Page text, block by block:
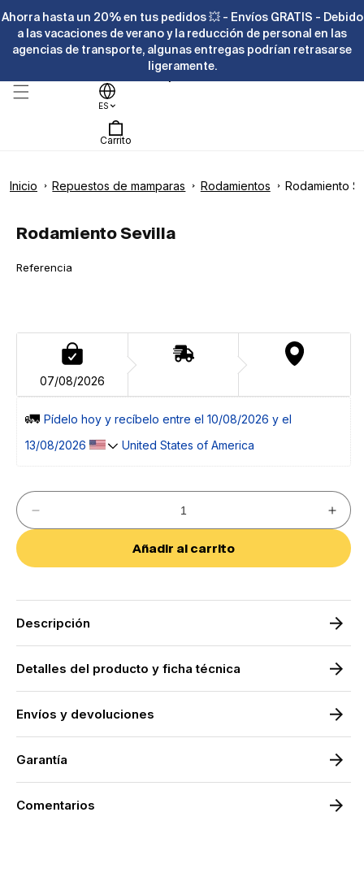
directamente
al contenido
Ahorra hasta un 20% en tus pedidos 💥 - Envíos GRATIS - Debido
a las vacaciones de verano y la reducción de personal en las
agencias de transporte, algunas entregas podrían retrasarse
ligeramente.
ES
Carrito
Inicio Repuestos de mamparas Rodamientos Rodamiento
Ir
información
elemento
multimedia
en
Rodamiento Sevilla
SKU:
Referencia
07/08/2026
🚛 Pídelo hoy y recíbelo entre el 10/08/2026 y el
13/08/2026
United States of America
Reducir
cantidad
Sevilla
para
Sevilla
Añadir al carrito
Descripción
Detalles del producto y ficha técnica
Envíos y devoluciones
Garantía
Comentarios